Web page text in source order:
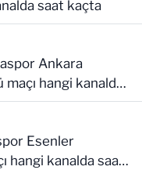
saat kaçta
hangi kanalda
hangi kanalda saat